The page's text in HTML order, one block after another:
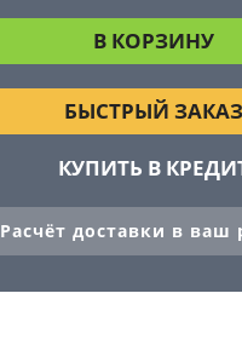
БЫСТРЫЙ ЗАКАЗ
КУПИТЬ В
Расчёт доставки в ваш